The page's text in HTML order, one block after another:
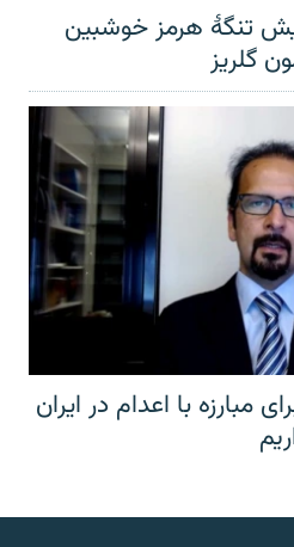
تنگهٔ هرمز خوشبین
گلریز
مبارزه با اعدام در ایران